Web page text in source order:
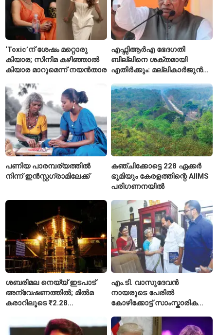
‘Toxic’ന് ശേഷം മറ്റൊരു
കിയാര; സിനിമ കഴിഞ്ഞാൽ
കിയാര മാറുമെന്ന് നയൻതാര
എഫ്സിആർഎ ഭേദഗതി
ബില്ലിനെ ശക്തമായി
എതിർക്കും: മല്ലികാർജുൻ
പണിയ പാരമ്പര്യത്തിൽ
നിന്ന് ഇൻസ്റ്റഗ്രാമിലേക്ക്
കഞ്ചിക്കോട്ടെ 228 ഏക്കർ
ഭൂമിയും കേരളത്തിന്റെ AIIMS
പരിഗണനയിൽ
ശബരിമല നെയ്യ് ഇടപാട്
അന്വേഷണത്തിൽ; മിൽമ
കരാറിലൂടെ ₹2.28
എഫ്ഐആർ
എം.ടി. വാസുദേവൻ
നായരുടെ പേരിൽ
കോഴിക്കോട്ട് സാംസ്കാരിക
പ്രവർത്തനങ്ങൾക്ക് ₹50